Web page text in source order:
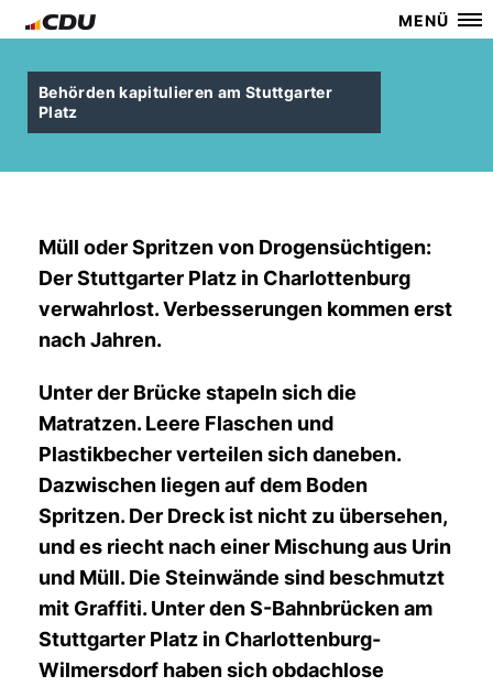
MENÜ
Behörden kapitulieren am Stuttgarter
Platz
Müll oder Spritzen von Drogensüchtigen:
Der Stuttgarter Platz in Charlottenburg
verwahrlost. Verbesserungen kommen erst
nach Jahren.
Unter der Brücke stapeln sich die
Matratzen. Leere Flaschen und
Plastikbecher verteilen sich daneben.
Dazwischen liegen auf dem Boden
Spritzen. Der Dreck ist nicht zu übersehen,
und es riecht nach einer Mischung aus Urin
und Müll. Die Steinwände sind beschmutzt
mit Graffiti. Unter den S-Bahnbrücken am
Stuttgarter Platz in Charlottenburg-
Wilmersdorf haben sich obdachlose